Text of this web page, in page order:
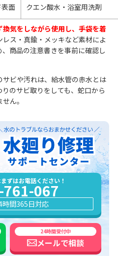
面 クエン酸水・浴室用洗剤
気をしながら使用し、手袋を着
レス・真鍮・メッキなど素材によ
商品の注意書きを事前に確認し
ビや汚れは、給水管の赤水とは
のサビ取りをしても、蛇口から
ん。
ずはお電話ください！
067
時間365日対応
24時間受付中
メールで相談